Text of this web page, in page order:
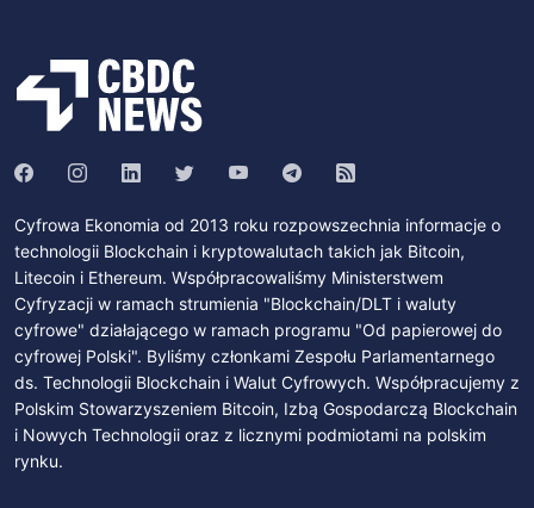
Cyfrowa Ekonomia od 2013 roku rozpowszechnia informacje o
technologii Blockchain i kryptowalutach takich jak Bitcoin,
Litecoin i Ethereum. Współpracowaliśmy Ministerstwem
Cyfryzacji w ramach strumienia "Blockchain/DLT i waluty
cyfrowe" działającego w ramach programu "Od papierowej do
cyfrowej Polski". Byliśmy członkami Zespołu Parlamentarnego
ds. Technologii Blockchain i Walut Cyfrowych. Współpracujemy z
Polskim Stowarzyszeniem Bitcoin, Izbą Gospodarczą Blockchain
i Nowych Technologii oraz z licznymi podmiotami na polskim
rynku.